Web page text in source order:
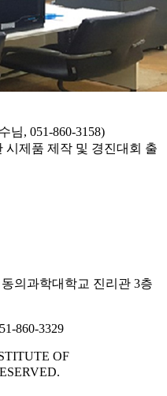
님, 051-860-3158)
시제품 제작 및 경진대회 출
의과학대학교 진리관 3층
860-3329
OF